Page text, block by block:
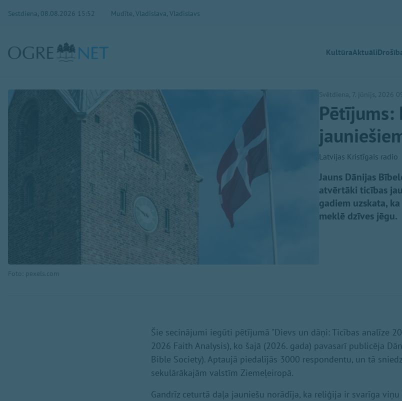
Sestdiena, 08.08.2026 15:52 Mudīte, Vladislava, Vladislavs
KultūraAktuāli
Foto: pexels.com
Svētdiena, 7. jūnijs, 2026
Pētījums:
Latvijas Kristīgais radio
Jauns Dānijas
atvērtāki ticības
gadiem uzskata,
meklē dzīves jēgu.
Šie secinājumi iegūti pētījumā "Dievs un dāņi: Ticības analīze
2026 Faith Analysis), ko šajā (2026. gada) pavasarī publicēja
Bible Society). Aptaujā piedalījās 3000 respondentu, un tā
sekulārākajām valstīm Ziemeļeiropā.
Gandrīz ceturtā daļa jauniešu norādīja, ka reliģija ir svarīga viņu